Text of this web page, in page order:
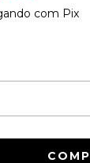
com Pix